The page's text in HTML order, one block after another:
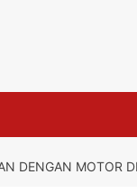
DENGAN MOTOR